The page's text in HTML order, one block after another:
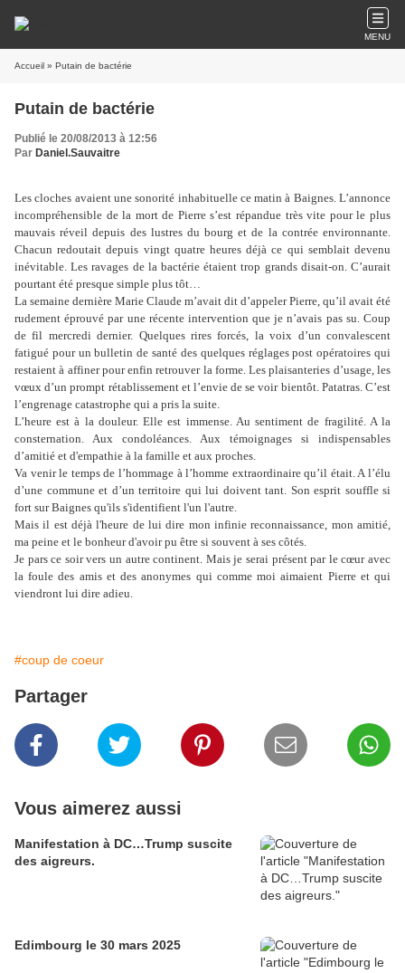
MENU
Accueil » Putain de bactérie
Putain de bactérie
Publié le 20/08/2013 à 12:56
Par Daniel.Sauvaitre
Les cloches avaient une sonorité inhabituelle ce matin à Baignes. L’annonce
incompréhensible de la mort de Pierre s’est répandue très vite pour le plus
mauvais réveil depuis des lustres du bourg et de la contrée environnante.
Chacun redoutait depuis vingt quatre heures déjà ce qui semblait devenu
inévitable. Les ravages de la bactérie étaient trop grands disait-on. C’aurait
pourtant été presque simple plus tôt…
La semaine dernière Marie Claude m’avait dit d’appeler Pierre, qu’il avait été
rudement éprouvé par une récente intervention que je n’avais pas su. Coup
de fil mercredi dernier. Quelques rires forcés, la voix d’un convalescent
fatigué pour un bulletin de santé des quelques réglages post opératoires qui
restaient à affiner pour enfin retrouver la forme. Les plaisanteries d’usage, les
vœux d’un prompt rétablissement et l’envie de se voir bientôt. Patatras. C’est
l’engrenage catastrophe qui a pris la suite.
L’heure est à la douleur. Elle est immense. Au sentiment de fragilité. A la
consternation. Aux condoléances. Aux témoignages si indispensables
d’amitié et d'empathie à la famille et aux proches.
Va venir le temps de l’hommage à l’homme extraordinaire qu’il était. A l’élu
d’une commune et d’un territoire qui lui doivent tant. Son esprit souffle si
fort sur Baignes qu'ils s'identifient l'un l'autre.
Mais il est déjà l'heure de lui dire mon infinie reconnaissance, mon amitié,
ma peine et le bonheur d'avoir pu être si souvent à ses côtés.
Je pars ce soir vers un autre continent. Mais je serai présent par le cœur avec
la foule des amis et des anonymes qui comme moi aimaient Pierre et qui
viendront lui dire adieu.
#coup de coeur
Partager
Vous aimerez aussi
Manifestation à DC…Trump suscite
des aigreurs.
Edimbourg le 30 mars 2025